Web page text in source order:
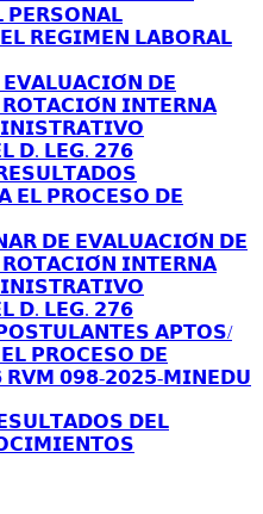
𝗣𝗘𝗥𝗦𝗢𝗡𝗔𝗟
𝗥𝗘𝗚𝗜𝗠𝗘𝗡 𝗟𝗔𝗕𝗢𝗥𝗔𝗟
𝗘𝗩𝗔𝗟𝗨𝗔𝗖𝗜𝗢́𝗡 𝗗𝗘
𝗜𝗡𝗧𝗘𝗥𝗡𝗔
𝗗. 𝗟𝗘𝗚. 𝟮𝟳𝟲
𝗘𝗟 𝗣𝗥𝗢𝗖𝗘𝗦𝗢 𝗗𝗘
𝗗𝗘 𝗘𝗩𝗔𝗟𝗨𝗔𝗖𝗜𝗢́𝗡 𝗗𝗘
𝗜𝗡𝗧𝗘𝗥𝗡𝗔
𝗗. 𝗟𝗘𝗚. 𝟮𝟳𝟲
𝗔𝗣𝗧𝗢𝗦/
𝗣𝗥𝗢𝗖𝗘𝗦𝗢 𝗗𝗘
𝗥𝗩𝗠 𝟬𝟵𝟴-𝟮𝟬𝟮𝟱-𝗠𝗜𝗡𝗘𝗗𝗨
𝗗𝗘𝗟